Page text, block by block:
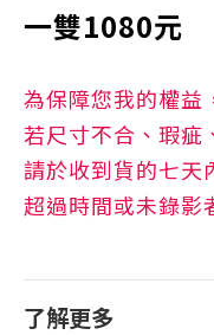
一雙1080元
為保障您我的權益
若尺寸不合、瑕疵
請於收到貨的七天
超過時間或未錄影
了解更多